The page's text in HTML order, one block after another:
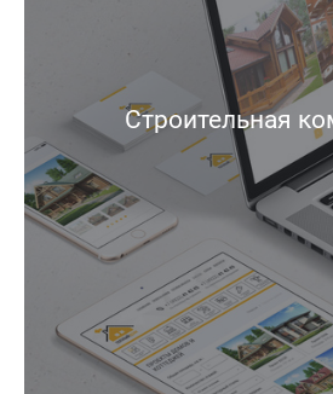
Строительная